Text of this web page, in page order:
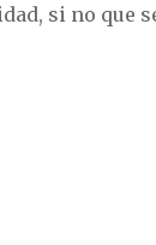
si no que